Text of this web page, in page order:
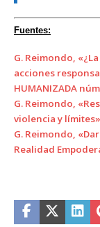
Fuentes:
G. Reimondo,
acciones
HUMANIZADA
G. Reimondo,
violencia y
G. Reimondo,
Realidad